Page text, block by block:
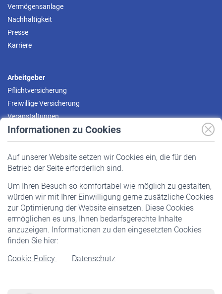
Informationen zu Cookies
Auf unserer Website setzen wir Cookies ein, die für den
Betrieb der Seite erforderlich sind.
Um Ihren Besuch so komfortabel wie möglich zu gestalten,
würden wir mit Ihrer Einwilligung gerne zusätzliche Cookies
zur Optimierung der Website einsetzen. Diese Cookies
ermöglichen es uns, Ihnen bedarfsgerechte Inhalte
anzuzeigen. Informationen zu den eingesetzten Cookies
finden Sie hier:
Cookie-Policy
Datenschutz
Vermögensanlage
Nachhaltigkeit
Presse
Karriere
Arbeitgeber
Pflichtversicherung
Freiwillige Versicherung
Veranstaltungen
Pflichtversicherung
Staatliche Förderung
Veranstaltungen
Rentner
Rentenbeginn
Rente beantragen